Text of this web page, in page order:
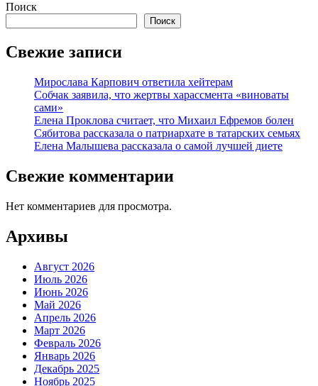
Поиск
Поиск
Свежие записи
Мирослава Карпович ответила хейтерам
Собчак заявила, что жертвы харассмента «виноваты
сами»
Елена Проклова считает, что Михаил Ефремов болен
Сябитова рассказала о патриархате в татарских семьях
Елена Малышева рассказала о самой лучшей диете
Свежие комментарии
Нет комментариев для просмотра.
Архивы
Август 2026
Июль 2026
Июнь 2026
Май 2026
Апрель 2026
Март 2026
Февраль 2026
Январь 2026
Декабрь 2025
Ноябрь 2025